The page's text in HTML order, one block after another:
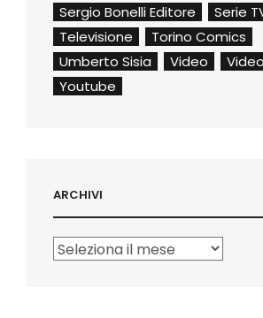
Sergio Bonelli Editore
Serie
Televisione
Torino Comics
Umberto Sisia
Video
Youtube
ARCHIVI
Archivi